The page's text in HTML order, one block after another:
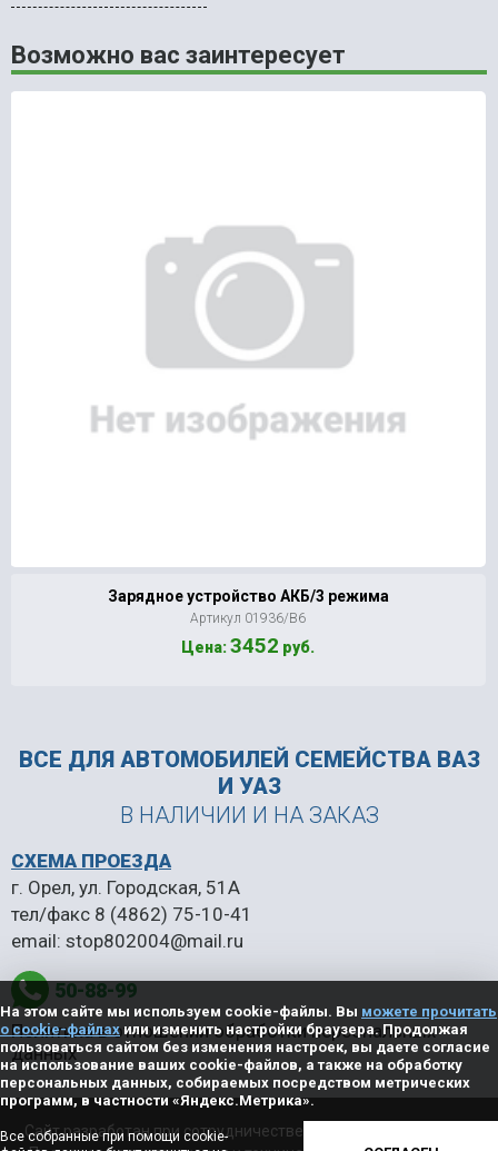
Возможно вас заинтересует
Зарядное устройство АКБ/3 режима
Артикул 01936/В6
Цена:3452 руб.
ВСЕ ДЛЯ АВТОМОБИЛЕЙ СЕМЕЙСТВА ВАЗ
И УАЗ
В НАЛИЧИИ И НА ЗАКАЗ
50-88-99
СХЕМА ПРОЕЗДА
г. Орел, ул. Городская, 51А
тел/факс 8 (4862) 75-10-41
email: stop802004@mail.ru
Политика в отношении обработки персональных
данных
Сайт разработан при сотрудничестве с ООО «Регион центр».
На этом сайте мы используем cookie-файлы. Вы можете прочитать
о cookie-файлахили изменить настройки браузера. Продолжая
пользоваться сайтом без изменения настроек, вы даете согласие
на использование ваших cookie-файлов, а также на обработку
персональных данных, собираемых посредством метрических
программ, в частности «Яндекс.Метрика».
Все собранные при помощи cookie-